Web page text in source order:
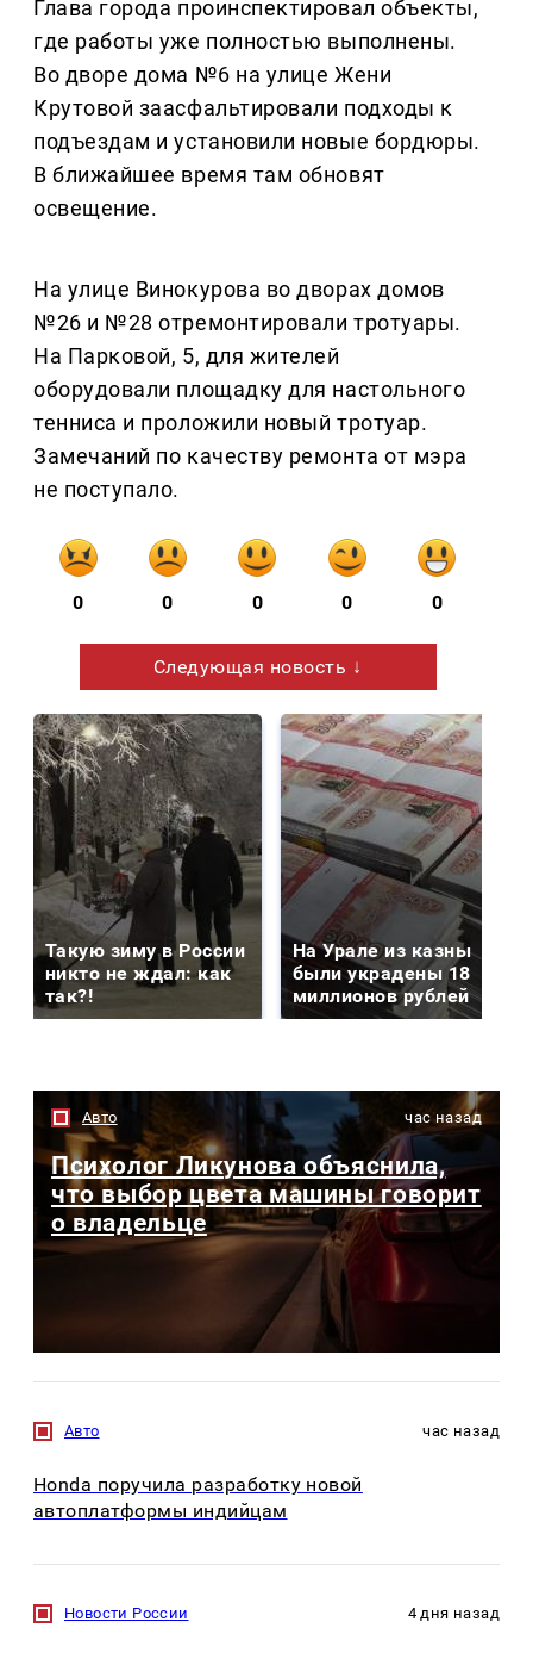
Глава города проинспектировал объекты,
где работы уже полностью выполнены.
Во дворе дома №6 на улице Жени
Крутовой заасфальтировали подходы к
подъездам и установили новые бордюры.
В ближайшее время там обновят
освещение.
На улице Винокурова во дворах домов
№26 и №28 отремонтировали тротуары.
На Парковой, 5, для жителей
оборудовали площадку для настольного
тенниса и проложили новый тротуар.
Замечаний по качеству ремонта от мэра
не поступало.
0 0 0 0 0
Следующая новость ↓
Такую зиму в России
никто не ждал: как
так?!
На Урале из казны
были украдены 18
миллионов рублей
Авто час назад
Психолог Ликунова объяснила,
что выбор цвета машины говорит
о владельце
Авто час назад
Honda поручила разработку новой
автоплатформы индийцам
Новости России 4 дня назад